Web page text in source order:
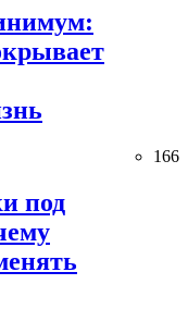
166
под